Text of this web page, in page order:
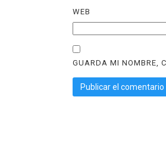
WEB
GUARDA MI NOMBRE,